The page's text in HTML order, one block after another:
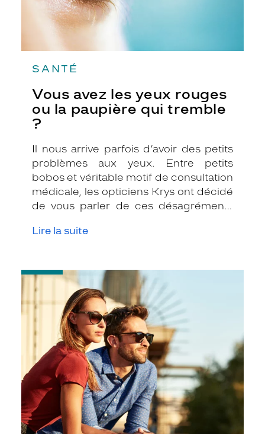
SANTÉ
Vous avez les yeux rouges
ou la paupière qui tremble
?
Il nous arrive parfois d’avoir des petits
problèmes aux yeux. Entre petits
bobos et véritable motif de consultation
médicale, les opticiens Krys ont décidé
de vous parler de ces désagréments
gênants. Voici les réponses à deux
Lire la suite
-
Protégez
vos
yeux
du
soleil